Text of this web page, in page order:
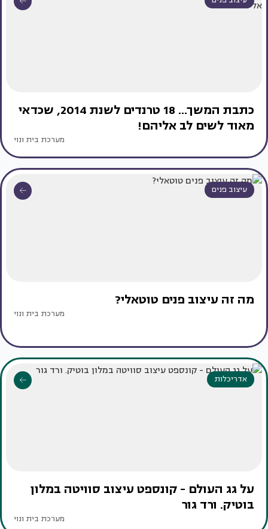
כתבת המשך... 18 טרנדים לשנת 2014, שכדאי
מאוד לשים לב אליהם!
מערכת בית ונוי
עיצוב פנים
מה זה עיצוב פנים טוטאלי?
מערכת בית ונוי
אדריכלות
על גג העולם - קונספט עיצוב סוויטה במלון
בוטיק. ורד גור
מערכת בית ונוי